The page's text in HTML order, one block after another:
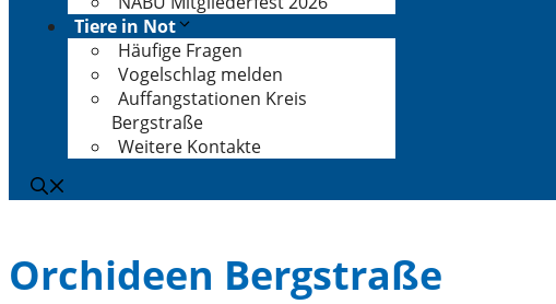
Tiere in Not
Häufige Fragen
Vogelschlag melden
Auffangstationen Kreis
Bergstraße
Weitere Kontakte
Orchideen Bergstraße